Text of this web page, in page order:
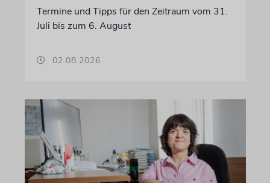
Termine und Tipps für den Zeitraum vom 31.
Juli bis zum 6. August
02.08.2026